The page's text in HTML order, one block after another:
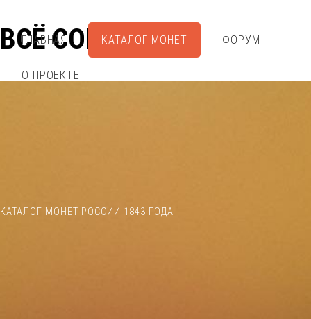
ВСЁ СОБРАЛ
ГЛАВНАЯ КАТАЛОГ МОНЕТ ФОРУМ
О ПРОЕКТЕ
КАТАЛОГ МОНЕТ РОССИИ 1843 ГОДА